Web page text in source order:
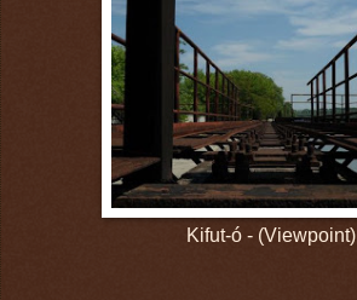
Kifut-ó - (Viewpoint)